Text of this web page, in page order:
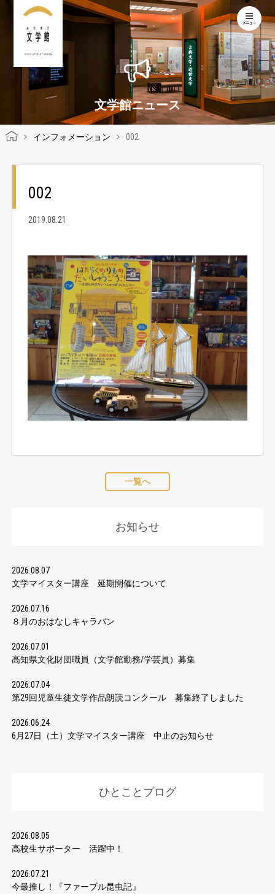
KOCHI LITERARY MUSEUM
文学館ニュース
インフォメーション 002
002
2019.08.21
一覧へ
お知らせ
2026.08.07
文学マイスター講座 延期開催について
2026.07.16
８月のおはなしキャラバン
2026.07.01
高知県文化財団職員（文学館勤務/学芸員）募集
2026.07.04
第29回児童生徒文学作品朗読コンクール 募集終了しました
2026.06.24
6月27日（土）文学マイスター講座 中止のお知らせ
ひとことブログ
2026.08.05
高校生サポーター 活躍中！
2026.07.21
今最推し！『ファーブル昆虫記』